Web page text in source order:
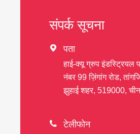
संपर्क सूचना
 पता
हाई-क्यू ग्रुप इंडस्ट्रियल
नंबर 99 ज़िंगांग रोड,
झुहाई शहर, 519000, चीन
 टेलीफोन